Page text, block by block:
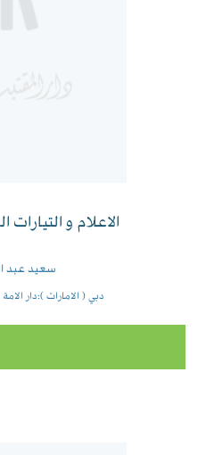
الاعلام و
سعيد عبد
دبي ( الامارات ):دار الامة